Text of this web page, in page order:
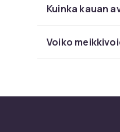
Valitse peiteväri
näppylöiden ja
Kuinka kauan
Voiko